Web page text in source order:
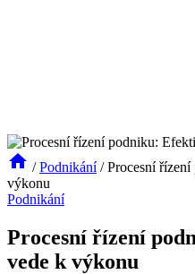
/ Podnikání / Procesní
výkonu
Podnikání
Procesní řízení
vede k výkonu